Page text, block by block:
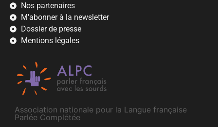
Association nationale pour la Langue française
Parlée Complétée
Nos partenaires
M'abonner à la newsletter
Dossier de presse
Mentions légales